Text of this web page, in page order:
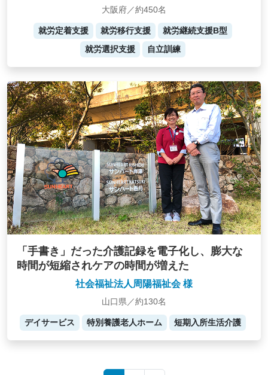
大阪府／約450名
就労定着支援 就労移行支援
就労継続支援B型
就労選択支援
自立訓練
「手書き」だった介護記録を電子化し、膨大な
時間が短縮されケアの時間が増えた
社会福祉法人周陽福祉会 様
山口県／約130名
デイサービス 特別養護老人ホーム 短期入所生活介護